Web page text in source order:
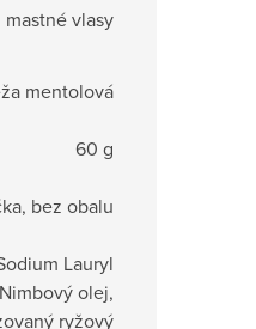
mastné vlasy
mentolová
60 g
bez obalu
Lauryl
olej,
ryžový